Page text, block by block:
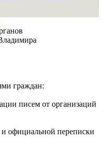
граждан:
писем от организаций
и официальной переписки